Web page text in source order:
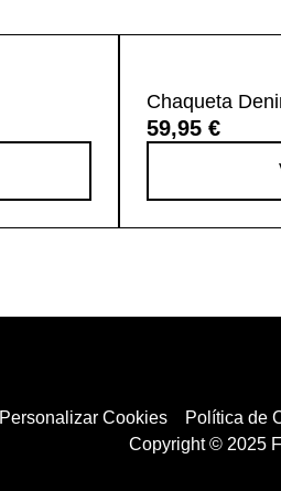
Chaqueta
59,95 €
Personalizar Cookies
Política de
Copyright © 2025